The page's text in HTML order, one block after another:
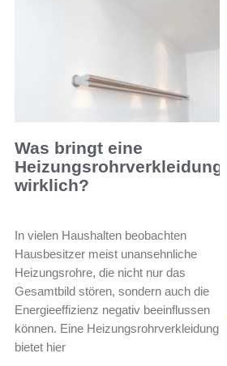
Was bringt eine
Heizungsrohrverkleidung
wirklich?
In vielen Haushalten beobachten
Hausbesitzer meist unansehnliche
Heizungsrohre, die nicht nur das
Gesamtbild stören, sondern auch die
Energieeffizienz negativ beeinflussen
können. Eine Heizungsrohrverkleidung
bietet hier